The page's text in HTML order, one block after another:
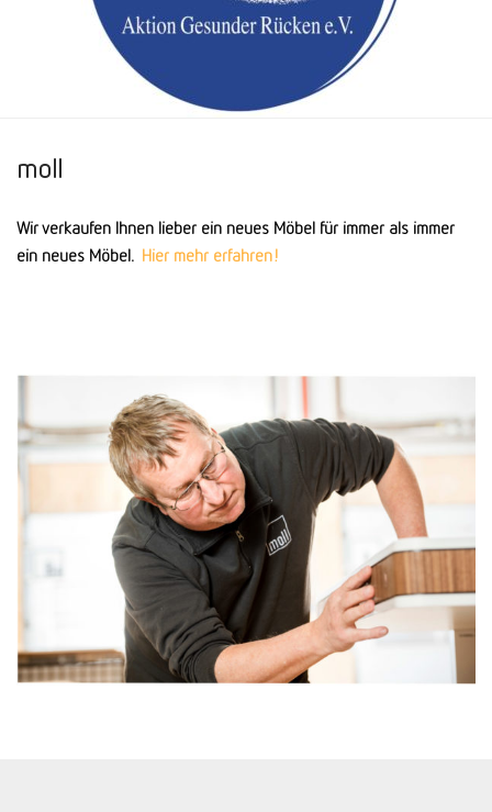
moll
Wir verkaufen Ihnen lieber ein neues Möbel für immer als immer
ein neues Möbel. Hier mehr erfahren!